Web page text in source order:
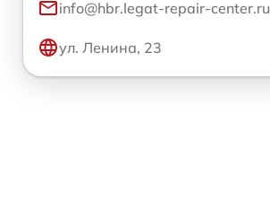
info@hbr.legat-repair-center.ru
ул. Ленина, 23